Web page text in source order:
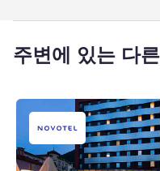
주변에 있는 다